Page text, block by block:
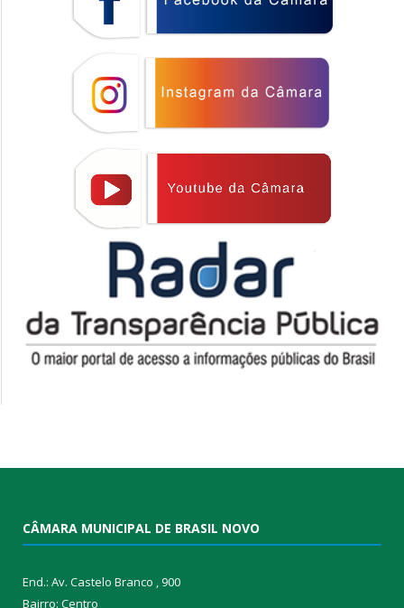
CÂMARA MUNICIPAL DE BRASIL NOVO
End.: Av. Castelo Branco , 900
Bairro: Centro